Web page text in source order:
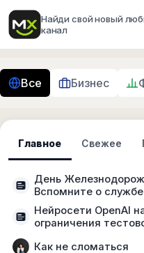
Найди свой новый
канал
Все Бизнес
Главное Свежее
День
Вспомните о
движение и
Нейросети OpenAI
ограничения
Как не сломаться